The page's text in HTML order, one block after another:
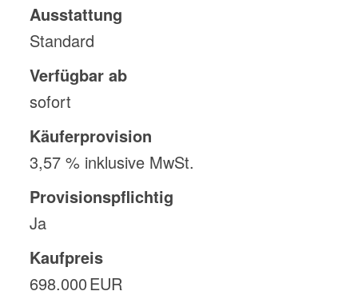
Ausstattung
Standard
Verfügbar ab
sofort
Käufer­provision
3,57 % inklusive MwSt.
Provisionspflichtig
Ja
Kaufpreis
698.000 EUR